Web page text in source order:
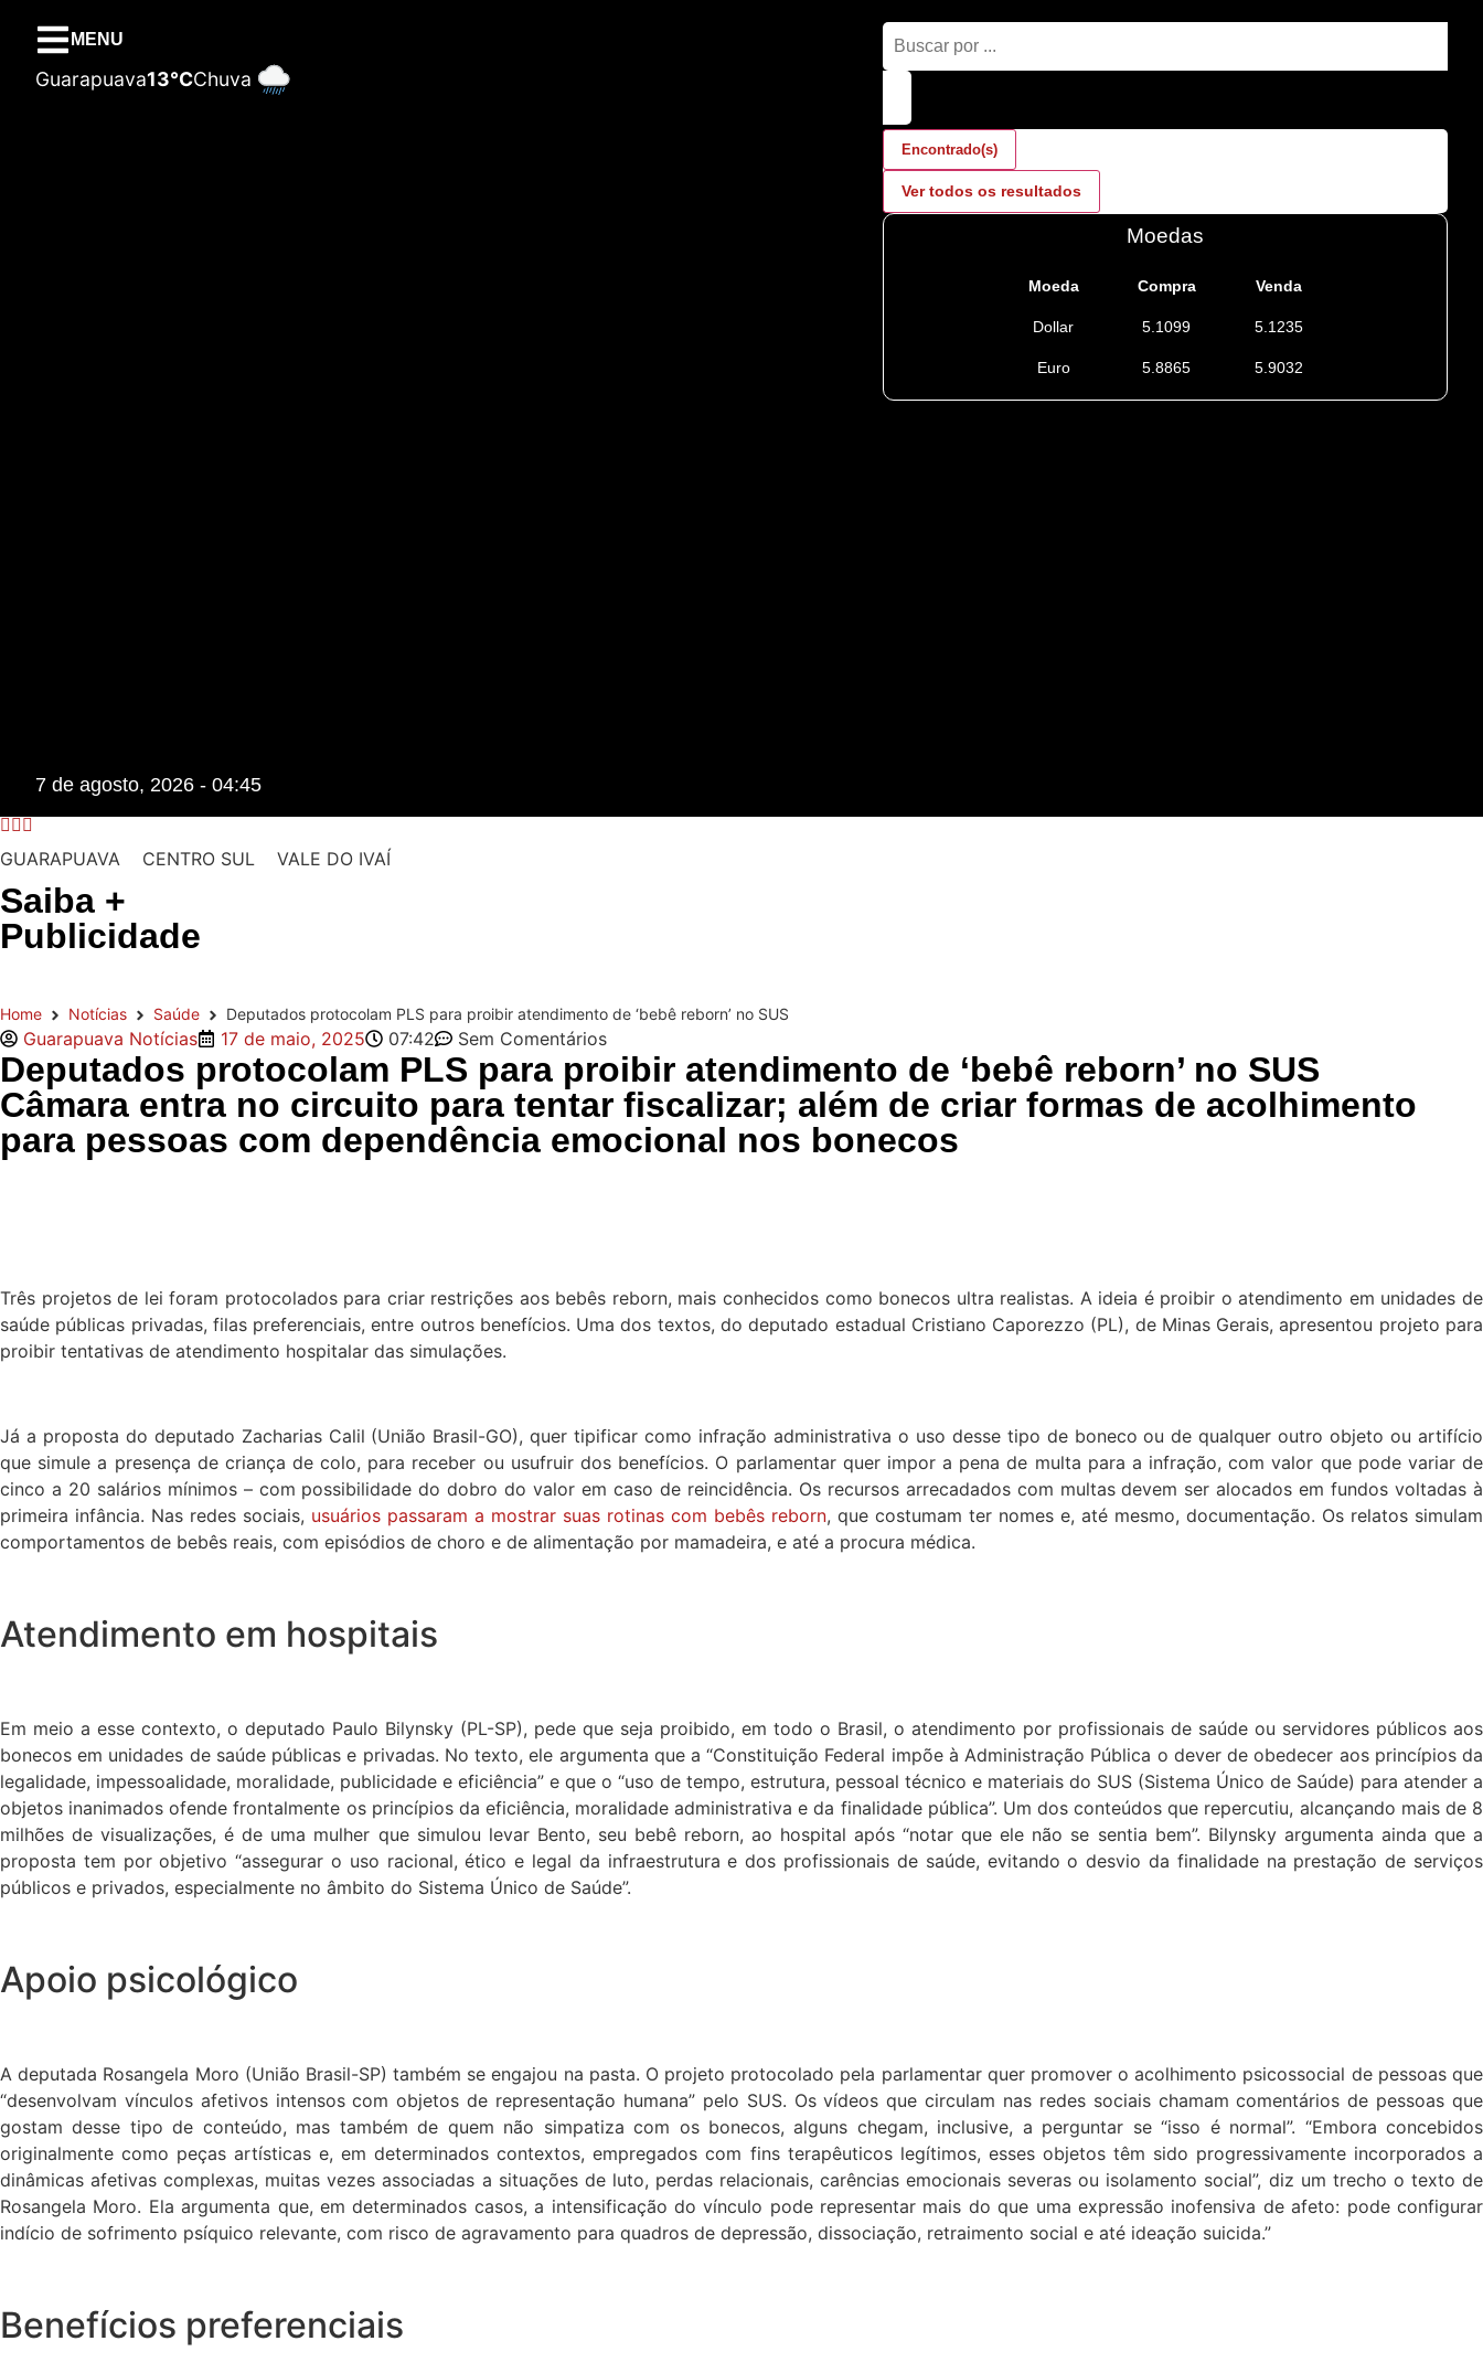
MENU
Guarapuava13°CChuva
7 de agosto, 2026 - 04:45
Encontrado(s)
Ver todos os resultados
Moedas
Moeda Compra Venda
Dollar 5.1099 5.1235
Euro 5.8865 5.9032
GUARAPUAVA CENTRO SUL VALE DO IVAÍ
Saiba +
Publicidade
Home Notícias Saúde Deputados protocolam PLS para proibir atendimento de ‘bebê reborn’ no SUS
Guarapuava Notícias 17 de maio, 2025 07:42 Sem Comentários
Deputados protocolam PLS para proibir atendimento de ‘bebê reborn’ no SUS
Câmara entra no circuito para tentar fiscalizar; além de criar formas de acolhimento
para pessoas com dependência emocional nos bonecos
Três projetos de lei foram protocolados para criar restrições aos bebês reborn, mais conhecidos como bonecos ultra realistas. A ideia é proibir o atendimento em unidades de
saúde públicas privadas, filas preferenciais, entre outros benefícios. Uma dos textos, do deputado estadual Cristiano Caporezzo (PL), de Minas Gerais, apresentou projeto para
proibir tentativas de atendimento hospitalar das simulações.
Já a proposta do deputado Zacharias Calil (União Brasil-GO), quer tipificar como infração administrativa o uso desse tipo de boneco ou de qualquer outro objeto ou artifício
que simule a presença de criança de colo, para receber ou usufruir dos benefícios. O parlamentar quer impor a pena de multa para a infração, com valor que pode variar de
cinco a 20 salários mínimos – com possibilidade do dobro do valor em caso de reincidência. Os recursos arrecadados com multas devem ser alocados em fundos voltadas à
primeira infância. Nas redes sociais, usuários passaram a mostrar suas rotinas com bebês reborn, que costumam ter nomes e, até mesmo, documentação. Os relatos simulam
comportamentos de bebês reais, com episódios de choro e de alimentação por mamadeira, e até a procura médica.
Atendimento em hospitais
Em meio a esse contexto, o deputado Paulo Bilynsky (PL-SP), pede que seja proibido, em todo o Brasil, o atendimento por profissionais de saúde ou servidores públicos aos
bonecos em unidades de saúde públicas e privadas. No texto, ele argumenta que a “Constituição Federal impõe à Administração Pública o dever de obedecer aos princípios da
legalidade, impessoalidade, moralidade, publicidade e eficiência” e que o “uso de tempo, estrutura, pessoal técnico e materiais do SUS (Sistema Único de Saúde) para atender a
objetos inanimados ofende frontalmente os princípios da eficiência, moralidade administrativa e da finalidade pública”. Um dos conteúdos que repercutiu, alcançando mais de 8
milhões de visualizações, é de uma mulher que simulou levar Bento, seu bebê reborn, ao hospital após “notar que ele não se sentia bem”. Bilynsky argumenta ainda que a
proposta tem por objetivo “assegurar o uso racional, ético e legal da infraestrutura e dos profissionais de saúde, evitando o desvio da finalidade na prestação de serviços
públicos e privados, especialmente no âmbito do Sistema Único de Saúde”.
Apoio psicológico
A deputada Rosangela Moro (União Brasil-SP) também se engajou na pasta. O projeto protocolado pela parlamentar quer promover o acolhimento psicossocial de pessoas que
“desenvolvam vínculos afetivos intensos com objetos de representação humana” pelo SUS. Os vídeos que circulam nas redes sociais chamam comentários de pessoas que
gostam desse tipo de conteúdo, mas também de quem não simpatiza com os bonecos, alguns chegam, inclusive, a perguntar se “isso é normal”. “Embora concebidos
originalmente como peças artísticas e, em determinados contextos, empregados com fins terapêuticos legítimos, esses objetos têm sido progressivamente incorporados a
dinâmicas afetivas complexas, muitas vezes associadas a situações de luto, perdas relacionais, carências emocionais severas ou isolamento social”, diz um trecho o texto de
Rosangela Moro. Ela argumenta que, em determinados casos, a intensificação do vínculo pode representar mais do que uma expressão inofensiva de afeto: pode configurar
indício de sofrimento psíquico relevante, com risco de agravamento para quadros de depressão, dissociação, retraimento social e até ideação suicida.”
Benefícios preferenciais